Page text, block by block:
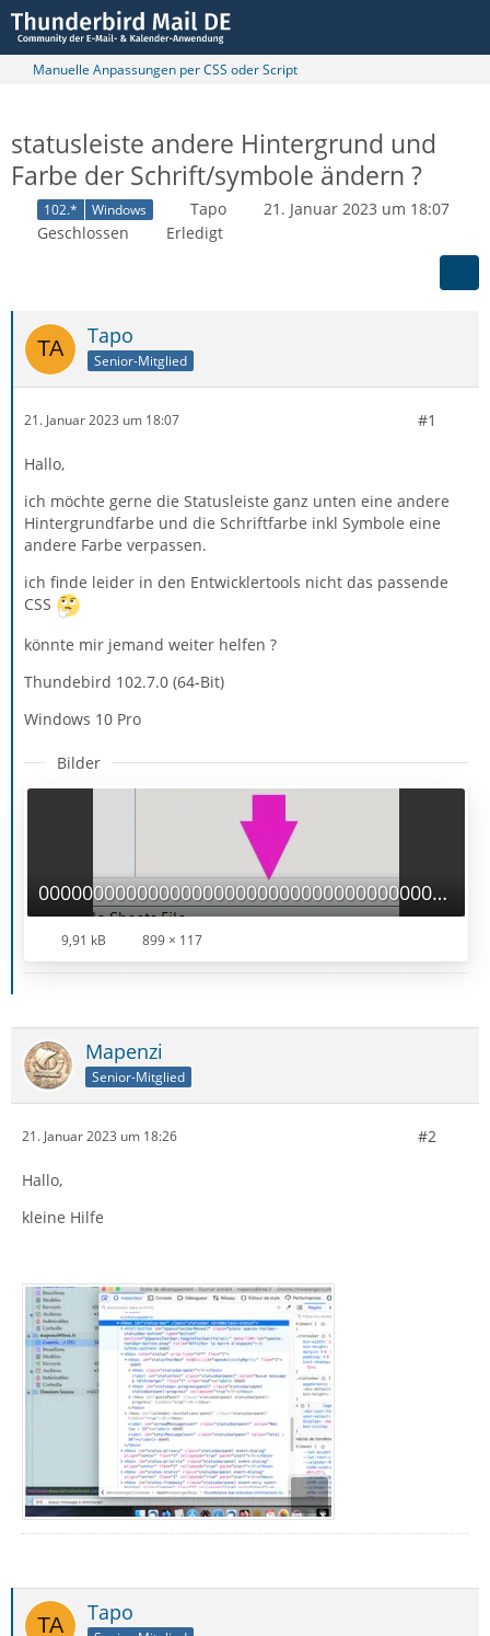
Manuelle Anpassungen per CSS oder Script
statusleiste andere Hintergrund und
Farbe der Schrift/symbole ändern ?
102.* Windows Tapo
21. Januar 2023 um 18:07
Geschlossen
Erledigt
Tapo
Senior-Mitglied
21. Januar 2023 um 18:07 #1
Hallo,
ich möchte gerne die Statusleiste ganz unten eine andere
Hintergrundfarbe und die Schriftfarbe inkl Symbole eine
andere Farbe verpassen.
ich finde leider in den Entwicklertools nicht das passende
CSS
könnte mir jemand weiter helfen ?
Thundebird 102.7.0 (64-Bit)
Windows 10 Pro
Bilder
00000000000000000000000000000000000000000000000000000000000000.png
9,91 kB 899 × 117
Mapenzi
Senior-Mitglied
21. Januar 2023 um 18:26 #2
Hallo,
kleine Hilfe
Tapo